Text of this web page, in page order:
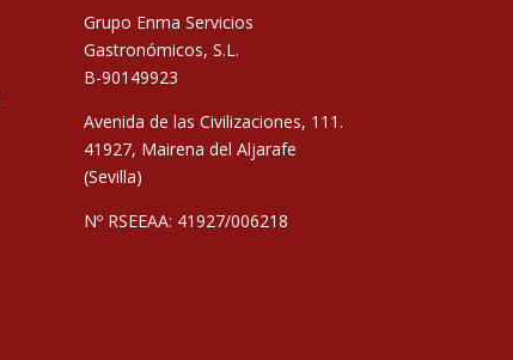
Grupo Enma Servicios
Gastronómicos, S.L.
B-90149923
Avenida de las Civilizaciones, 111.
41927, Mairena del Aljarafe
(Sevilla)
Nº RSEEAA: 41927/006218